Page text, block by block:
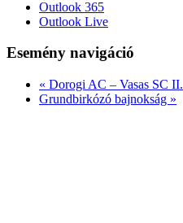
Outlook 365
Outlook Live
Esemény navigáció
« Dorogi AC – Vasas SC II.
Grundbirkózó bajnokság »